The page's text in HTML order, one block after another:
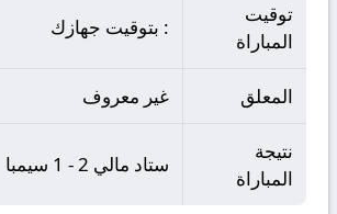
توقيت
المباراة
: بتوقيت جهازك
المعلق غير معروف
نتيجة
المباراة
ستاد مالي 2 - 1 سيمبا